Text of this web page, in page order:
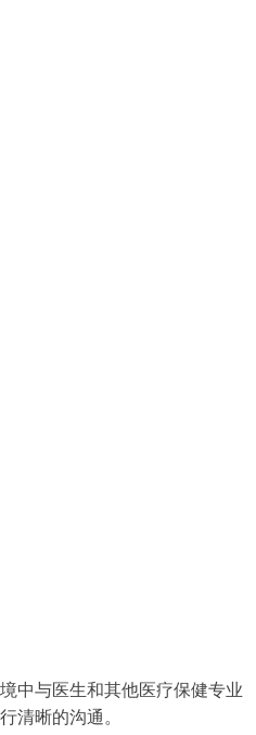
中与医生和其他医疗保健专业
清晰的沟通。